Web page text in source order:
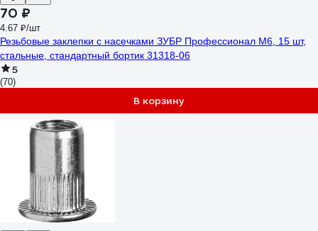
70 ₽
4.67 ₽/шт
Резьбовые заклепки с насечками ЗУБР Профессионал М6, 15 шт,
стальные, стандартный бортик 31318-06
5
(70)
В корзину